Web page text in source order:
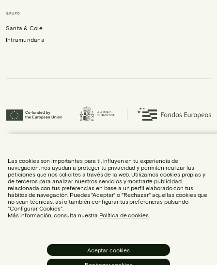
GRUPO
Santa & Cole
Intramundana
habiendo contribuido al crecimiento económico de la empresa y su
internacionalización.
CONFIGURACIÓN DE COOKIES
Las cookies son importantes para ti, influyen en tu experiencia de
navegación, nos ayudan a proteger tu privacidad y permiten realizar las
peticiones que nos solicites a través de la web. Utilizamos cookies propias y
de terceros para analizar nuestros servicios y mostrarte publicidad
relacionada con tus preferencias en base a un perfil elaborado con tus
hábitos de navegación. Puedes "Aceptar" o "Rechazar" aquellas cookies que
no sean técnicas, así o también configurar tus preferencias pulsando
"Configurar Cookies".
Más información, consulta nuestra Política de cookies.
Aceptar cookies